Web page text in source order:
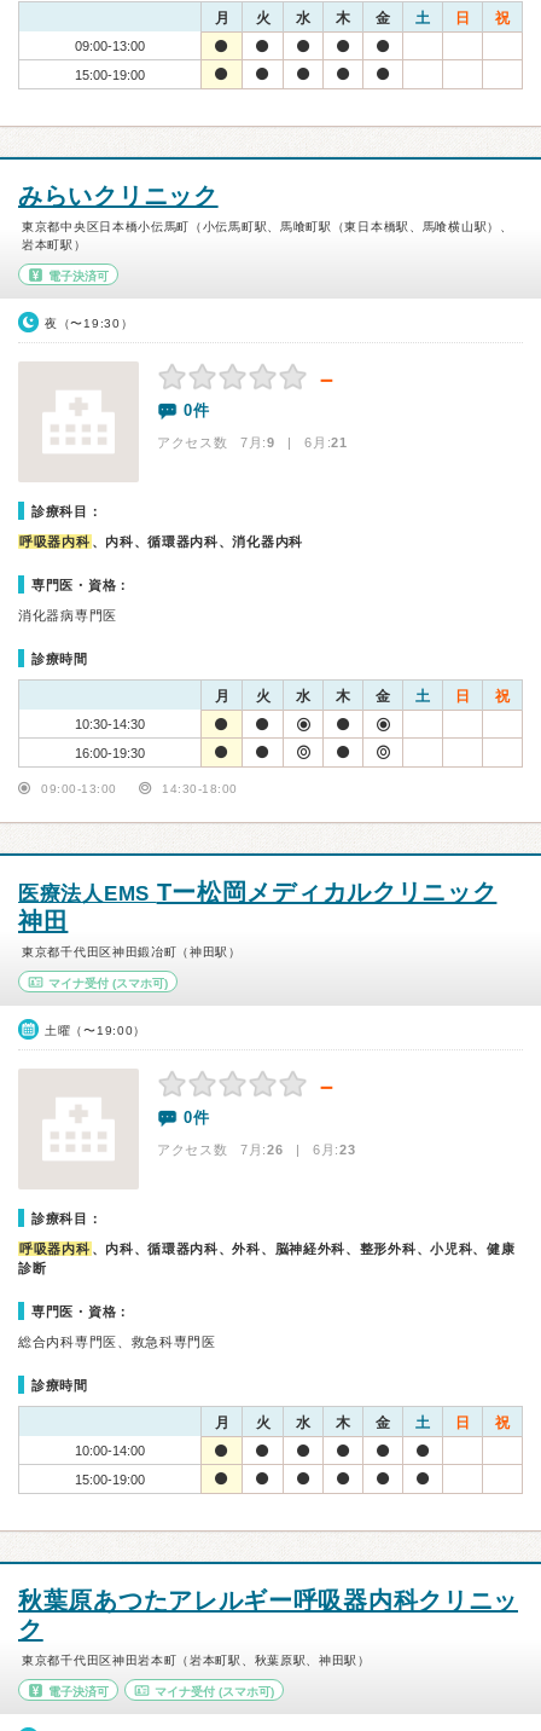
月 火 水 木 金 土 日 祝
09:00-13:00
15:00-19:00
みらいクリニック
東京都中央区日本橋小伝馬町（小伝馬町駅、馬喰町駅（東日本橋駅、馬喰横山駅）、
岩本町駅）
電子決済可
夜（〜19:30）
－
0件
アクセス数 7月:9 | 6月:21
診療科目：
呼吸器内科 、内科、循環器内科、消化器内科
専門医・資格：
消化器病専門医
診療時間
月 火 水 木 金 土 日 祝
10:30-14:30
16:00-19:30
09:00-13:00 14:30-18:00
医療法人EMS Tー松岡メディカルクリニック
神田
東京都千代田区神田鍛冶町（神田駅）
マイナ受付 (スマホ可)
土曜（〜19:00）
－
0件
アクセス数 7月:26 | 6月:23
診療科目：
呼吸器内科 、内科、循環器内科、外科、脳神経外科、整形外科、小児科、健康
診断
専門医・資格：
総合内科専門医、救急科専門医
診療時間
月 火 水 木 金 土 日 祝
10:00-14:00
15:00-19:00
秋葉原あつたアレルギー呼吸器内科クリニッ
ク
東京都千代田区神田岩本町（岩本町駅、秋葉原駅、神田駅）
電子決済可 マイナ受付(スマホ可)